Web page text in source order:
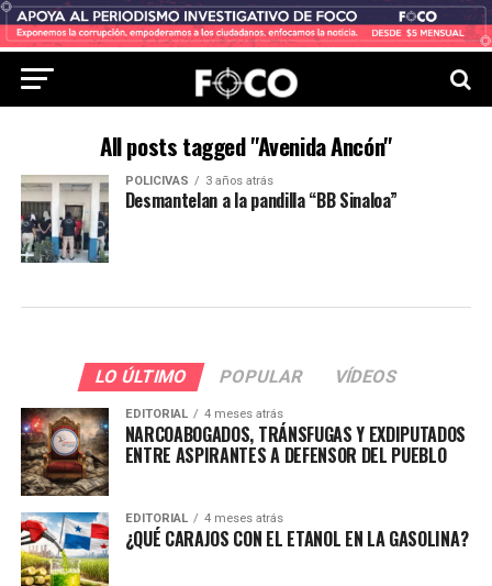
All posts tagged "Avenida Ancón"
POLICIVAS 3 años atrás
Desmantelan a la pandilla “BB Sinaloa”
LO ÚLTIMO POPULAR VÍDEOS
EDITORIAL 4 meses atrás
NARCOABOGADOS, TRÁNSFUGAS Y EXDIPUTADOS
ENTRE ASPIRANTES A DEFENSOR DEL PUEBLO
EDITORIAL 4 meses atrás
¿QUÉ CARAJOS CON EL ETANOL EN LA GASOLINA?